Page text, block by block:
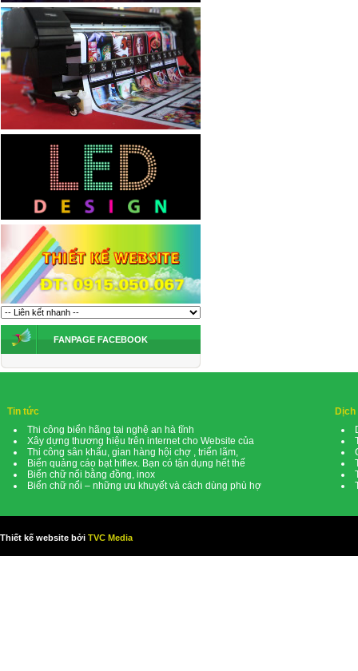
FANPAGE FACEBOOK
Tin tức
Thi công biển hãng tại nghệ an hà tĩnh
Xây dựng thương hiệu trên internet cho Website của
Thi công sân khấu, gian hàng hội chợ , triển lãm,
Biển quảng cáo bạt hiflex. Bạn có tận dụng hết thế
Biển chữ nổi bằng đồng, inox
Biển chữ nổi – những ưu khuyết và cách dùng phù hợ
Dịch
Thiết kế website bởi TVC Media